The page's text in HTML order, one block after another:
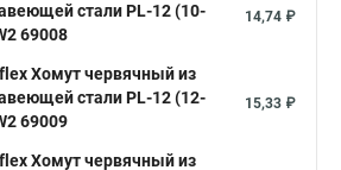
хомуты
Хомуты скоба для труб
стали PL-12 (10-
69008
14,74 ₽
Хомут червячный из
стали PL-12 (12-
69009
15,33 ₽
Хомут червячный из